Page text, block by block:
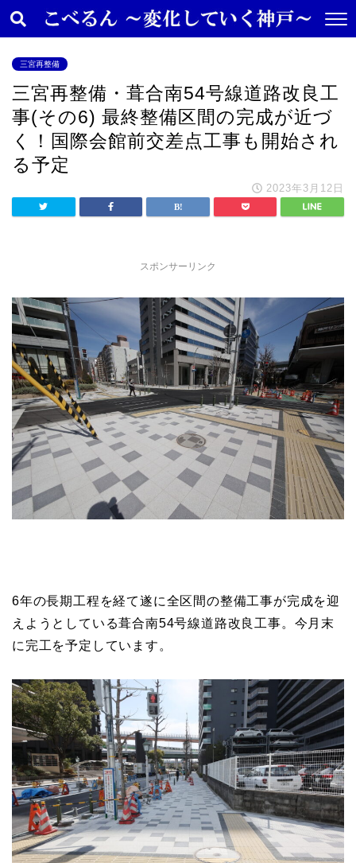
三宮再整備
三宮再整備・葺合南54号線道路改良工
事(その6) 最終整備区間の完成が近づ
く！国際会館前交差点工事も開始され
る予定
2023年3月12日
スポンサーリンク
6年の長期工程を経て遂に全区間の整備工事が完成を迎
えようとしている葺合南54号線道路改良工事。今月末
に完工を予定しています。